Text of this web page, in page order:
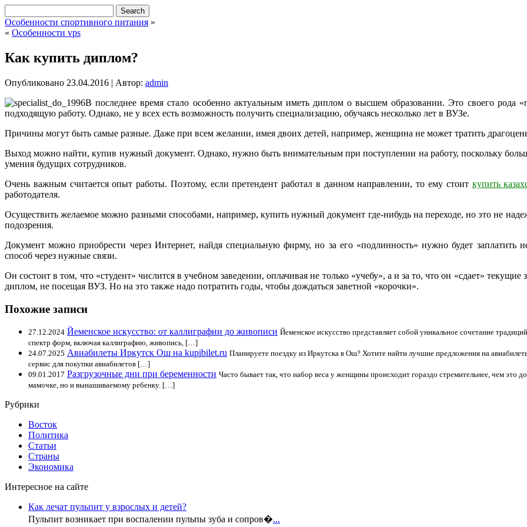
Особенности спортивного питания »
« Особенности vps
Как купить диплом?
Опубликовано 23.04.2016 | Автор: admin
В последнее время стало особенно актуальным иметь диплом о высшем образовании. Это своего рода
подходящую работу. Однако, не у всех есть возможность получить специализацию, обучаясь несколько лет в ВУЗе.
Причины могут быть самые разные. Даже при всем желании, имея двоих детей, например, женщина не может тратить
Выход можно найти, купив нужный документ. Однако, нужно быть внимательным при поступлении на работу, поскольку
умения будущих сотрудников.
Очень важным считается опыт работы. Поэтому, если претендент работал в данном направлении, то ему стоит купить
работодателя.
Осуществить желаемое можно разными способами, например, купить нужный документ где-нибудь на переходе, но это не
подозрения.
Документ можно приобрести через Интернет, найдя специальную фирму, но за его «подлинность» нужно будет
способ через нужные связи.
Он состоит в том, что «студент» числится в учебном заведении, оплачивая не только «учебу», а и за то, что он «сдает»
диплом, не посещая ВУЗ. Но на это также надо потратить годы, чтобы дождаться заветной «корочки».
Похожие записи
27.12.2024 Йеменское искусство: от каллиграфии до живописи Йеменское искусство представляет собой уникальное сочетание
спектр форм, включая каллиграфию, живопись, […]
24.07.2025 Авиабилеты Иркутск Ош на kupibilet.ru Планируете поездку из Иркутска в Ош? Хотите найти лучшие предложения на
сервис для покупки авиабилетов […]
09.01.2017 Разгрузочные дни при беременности Часто бывает так, что набор веса у женщины происходит гораздо стремительнее, чем это
мамочке, но и вынашиваемому ребенку. […]
Рубрики
Восток
Политика
Статьи
Страны
Экономика
Интересное на сайте
Как лечат пульпит у взрослых и детей?
Пульпит возникает при воспалении пульпы зуба и сопров�...